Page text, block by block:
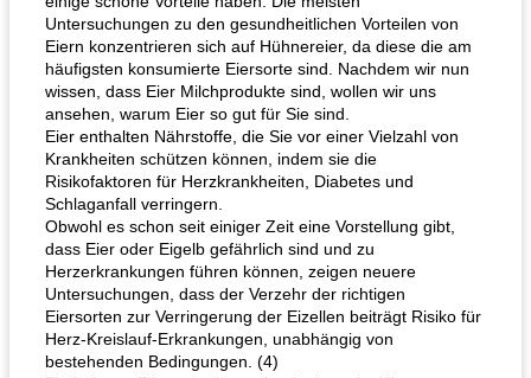
Untersuchungen zu den gesundheitlichen Vorteilen von
Eiern konzentrieren sich auf Hühnereier, da diese die am
häufigsten konsumierte Eiersorte sind. Nachdem wir nun
wissen, dass Eier Milchprodukte sind, wollen wir uns
ansehen, warum Eier so gut für Sie sind.
Eier enthalten Nährstoffe, die Sie vor einer Vielzahl von
Krankheiten schützen können, indem sie die
Risikofaktoren für Herzkrankheiten, Diabetes und
Schlaganfall verringern.
Obwohl es schon seit einiger Zeit eine Vorstellung gibt,
dass Eier oder Eigelb gefährlich sind und zu
Herzerkrankungen führen können, zeigen neuere
Untersuchungen, dass der Verzehr der richtigen
Eiersorten zur Verringerung der Eizellen beiträgt Risiko für
Herz-Kreislauf-Erkrankungen, unabhängig von
bestehenden Bedingungen. (4)